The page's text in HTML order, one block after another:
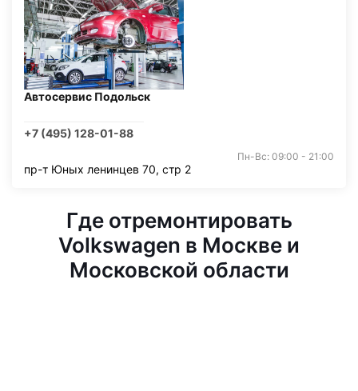
Автосервис Подольск
+7 (495) 128-01-88
Пн-Вс: 09:00 - 21:00
пр-т Юных ленинцев 70, стр 2
Где отремонтировать
Volkswagen в Москве и
Московской области